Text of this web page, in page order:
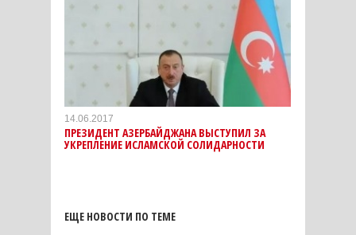
14.06.2017
ПРЕЗИДЕНТ АЗЕРБАЙДЖАНА ВЫСТУПИЛ ЗА
УКРЕПЛЕНИЕ ИСЛАМСКОЙ СОЛИДАРНОСТИ
ЕЩЕ НОВОСТИ ПО ТЕМЕ